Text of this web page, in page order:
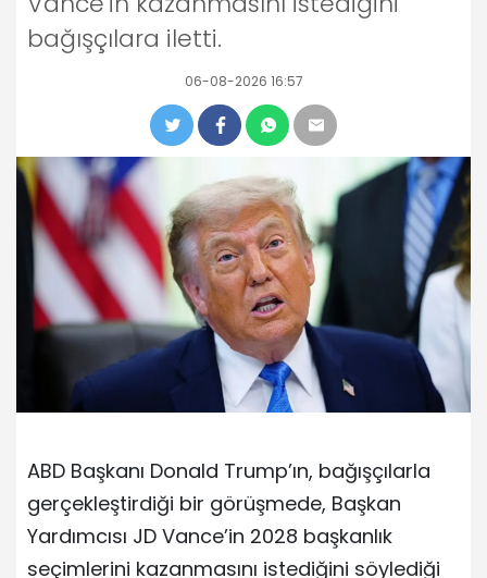
bağışçılara iletti.
06-08-2026 16:57
ABD Başkanı Donald Trump’ın, bağışçılarla
gerçekleştirdiği bir görüşmede, Başkan
Yardımcısı JD Vance’in 2028 başkanlık
seçimlerini kazanmasını istediğini söylediği